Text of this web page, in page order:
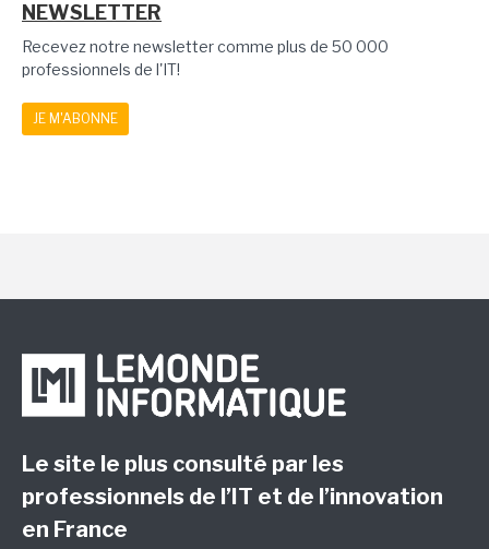
NEWSLETTER
Recevez notre newsletter comme plus de 50 000
professionnels de l'IT!
JE M'ABONNE
Le site le plus consulté par les
professionnels de l’IT et de l’innovation
en France